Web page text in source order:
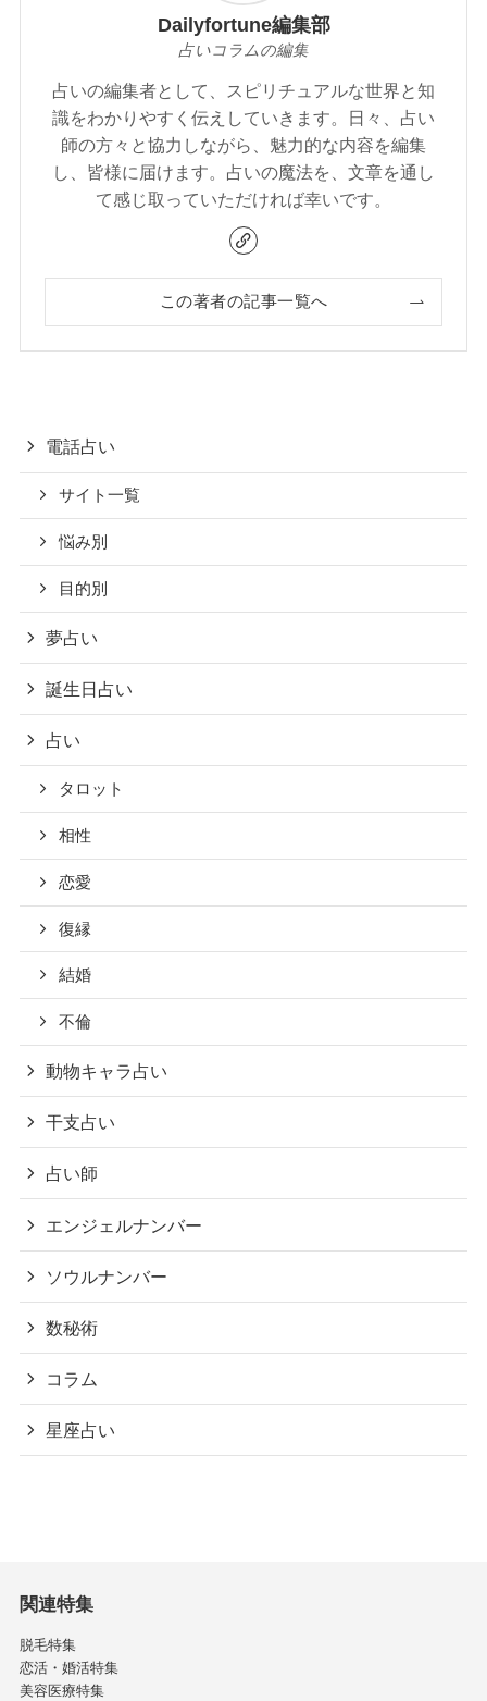
Dailyfortune編集部
占いコラムの編集
占いの編集者として、スピリチュアルな世界と知
識をわかりやすく伝えしていきます。日々、占い
師の方々と協力しながら、魅力的な内容を編集
し、皆様に届けます。占いの魔法を、文章を通し
て感じ取っていただければ幸いです。
この著者の記事一覧へ
電話占い
サイト一覧
悩み別
目的別
夢占い
誕生日占い
占い
タロット
相性
恋愛
復縁
結婚
不倫
動物キャラ占い
干支占い
占い師
エンジェルナンバー
ソウルナンバー
数秘術
コラム
星座占い
関連特集
脱毛特集
恋活・婚活特集
美容医療特集